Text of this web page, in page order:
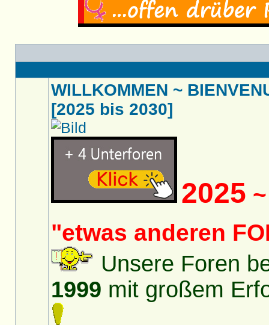
WILLKOMMEN ~
[2025 bis 2030]
2025
"etwas anderen
Unsere Foren
1999 mit großem